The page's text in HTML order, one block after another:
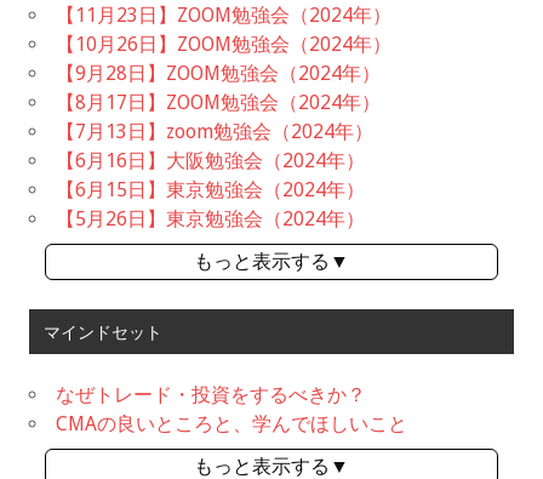
【11月23日】ZOOM勉強会（2024年）
【10月26日】ZOOM勉強会（2024年）
【9月28日】ZOOM勉強会（2024年）
【8月17日】ZOOM勉強会（2024年）
【7月13日】zoom勉強会（2024年）
【6月16日】大阪勉強会（2024年）
【6月15日】東京勉強会（2024年）
【5月26日】東京勉強会（2024年）
もっと表示する▼
マインドセット
なぜトレード・投資をするべきか？
CMAの良いところと、学んでほしいこと
もっと表示する▼